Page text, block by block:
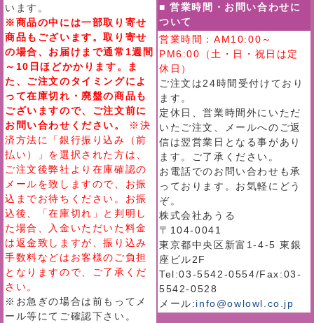
います。
※商品の中には一部取り寄せ
商品もございます。取り寄せ
の場合、お届けまで通常1週間
～10日ほどかかります。ま
た、ご注文のタイミングによ
って在庫切れ・廃盤の商品も
ございますので、ご注文前に
お問い合わせください。
※決
済方法に「銀行振り込み（前
払い）」を選択された方は、
ご注文後弊社より在庫確認の
メールを致しますので、お振
込までお待ちください。お振
込後、「在庫切れ」と判明し
た場合、入金いただいた料金
は返金致しますが、振り込み
手数料などはお客様のご負担
となりますので、ご了承くだ
さい。
※お急ぎの場合は前もってメ
ール等にてご確認下さい。
■ 営業時間・お問い合わせに
ついて
営業時間：AM10:00～
PM6:00（土・日・祝日は定
休日）
ご注文は24時間受付けており
ます。
定休日、営業時間外にいただ
いたご注文、メールへのご返
信は翌営業日となる事があり
ます。ご了承ください。
お電話でのお問い合わせも承
っております。お気軽にどう
ぞ。
株式会社あうる
〒104-0041
東京都中央区新富1-4-5 東銀
座ビル2F
Tel:03-5542-0554/Fax:03-
5542-0528
メール:info@owlowl.co.jp